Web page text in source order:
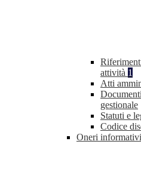
attività 1
Atti
gestionale
Statuti e
Codice
Oneri